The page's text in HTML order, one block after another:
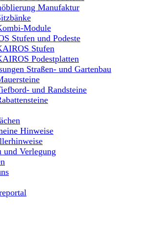
Manufaktur
Module
Stufen und Podeste
Stufen
Podestplatten
Straßen- und Gartenbau
und Randsteine
Hinweise
und Verlegung